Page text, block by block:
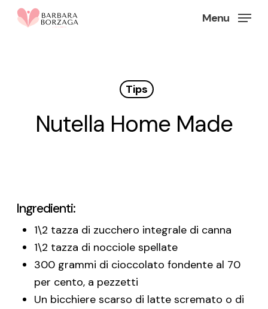
Skip
Menu
Tips
Nutella Home Made
Ingredienti:
1\2 tazza di zucchero integrale di canna
1\2 tazza di nocciole spellate
300 grammi di cioccolato fondente al 70
per cento, a pezzetti
Un bicchiere scarso di latte scremato o di